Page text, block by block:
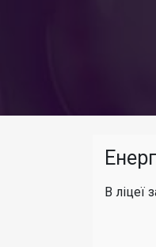
В ліцеї